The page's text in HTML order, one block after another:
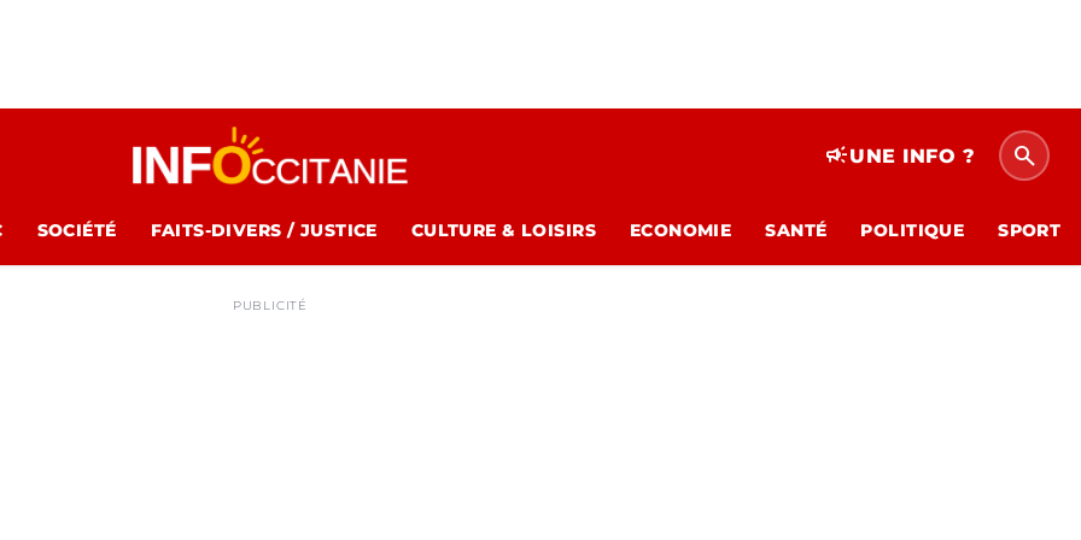
campaignUNE INFO ? search
SOCIÉTÉ FAITS-DIVERS / JUSTICE CULTURE & LOISIRS ECONOMIE SANTÉ POLITIQUE SPORT
PUBLICITÉ